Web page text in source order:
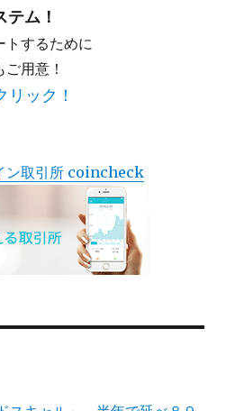
ム！
トするために
用意！
リック！
ン取引所 coincheck